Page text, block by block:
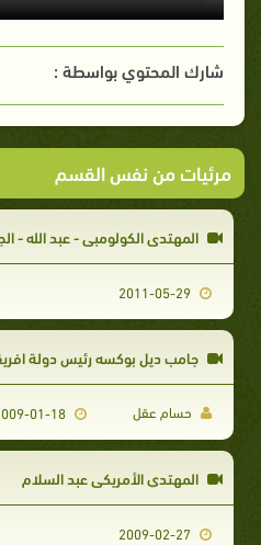
شارك المحتوي بواسطة :
مرئيات من نفس القسم
المهتدى الكولومبى - عبد الله -
جامب ديل بوكسه رئيس دولة
حسام عقل 2009-01-18
المهتدي الأمريكي عبد السلام